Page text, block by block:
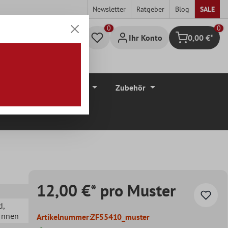
Newsletter Ratgeber Blog SALE
Ihr Konto Warenkorb
0
0,00 €*
Zubehör
,
12,00 €* pro Muster
Artikelnummer:ZF55410_muster